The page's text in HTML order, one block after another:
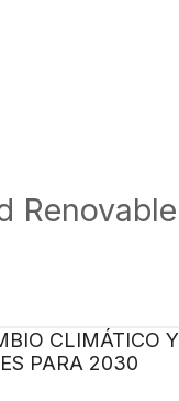
Renovable
CLIMÁTICO Y
PARA 2030